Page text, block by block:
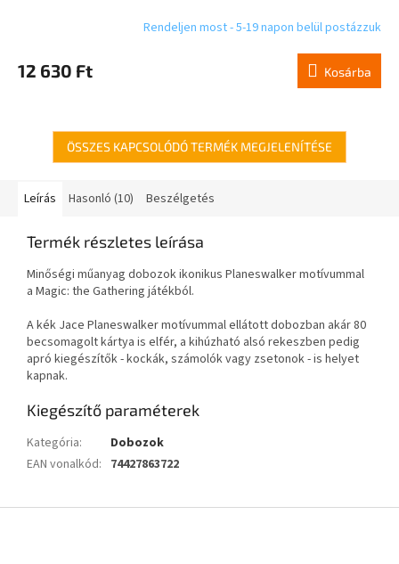
Rendeljen most - 5-19 napon belül postázzuk
12 630 Ft Kosárba
ÖSSZES KAPCSOLÓDÓ TERMÉK MEGJELENÍTÉSE
Leírás Hasonló (10) Beszélgetés
Termék részletes leírása
Minőségi műanyag dobozok ikonikus Planeswalker motívummal
a Magic: the Gathering játékból.
A kék Jace Planeswalker motívummal ellátott dobozban akár 80
becsomagolt kártya is elfér, a kihúzható alsó rekeszben pedig
apró kiegészítők - kockák, számolók vagy zsetonok - is helyet
kapnak.
Kiegészítő paraméterek
Kategória:
Dobozok
EAN vonalkód: 74427863722